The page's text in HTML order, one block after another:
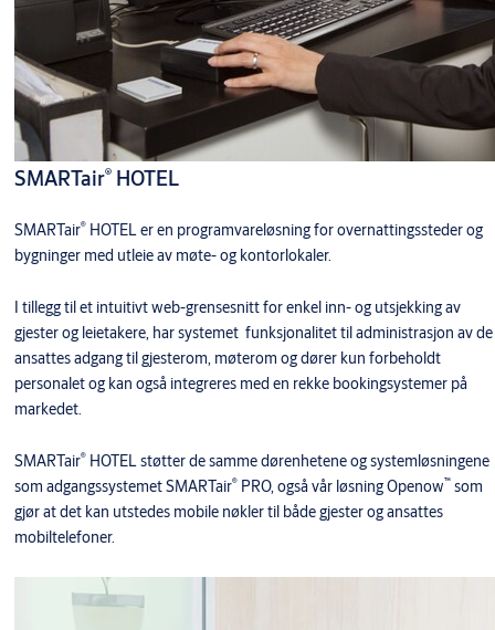
SMARTair®HOTEL
SMARTair®HOTEL er en programvareløsning for overnattingssteder og
bygninger med utleie av møte- og kontorlokaler.
I tillegg til et intuitivt web-grensesnitt for enkel inn- og utsjekking av
gjester og leietakere, har systemet funksjonalitet til administrasjon av de
ansattes adgang til gjesterom, møterom og dører kun forbeholdt
personalet og kan også integreres med en rekke bookingsystemer på
markedet.
SMARTair®HOTEL støtter de samme dørenhetene og systemløsningene
som adgangssystemet SMARTair®PRO, også vår løsning Openow™som
gjør at det kan utstedes mobile nøkler til både gjester og ansattes
mobiltelefoner.